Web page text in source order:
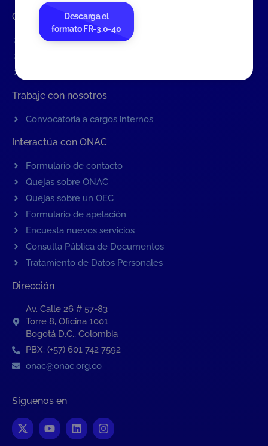
Contratación de Bienes y Servicios
Contratación de bienes y servicios
Trabaje con nosotros
Convocatoria a cargos internos
Interactúa con ONAC
Formulario de contacto
Quejas sobre ONAC
Quejas sobre un OEC
Formulario de apelación
Encuesta nuevos servicios
Consulta Pública de Documentos
Tratamiento de Datos Personales
Dirección
Av. Calle 26 # 57-83
Torre 8, Oficina 1001
Bogotá D.C., Colombia
PBX: (+57) 601 742 7592
onac@onac.org.co
Síguenos en
Descarga el
formato FR-3.0-40